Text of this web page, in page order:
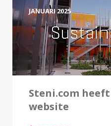
JANUARI 2025
Steni.com
website